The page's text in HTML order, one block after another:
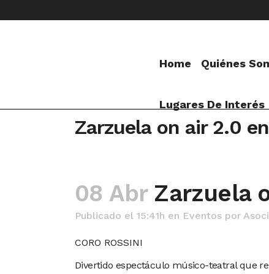
Home Quiénes
Lugares De Interés
Zarzuela on air 2.0
08 AbrZarzuela
Publicado el 15:41h en Eventos por
CORO ROSSINI
Divertido espectáculo músico-teatral que